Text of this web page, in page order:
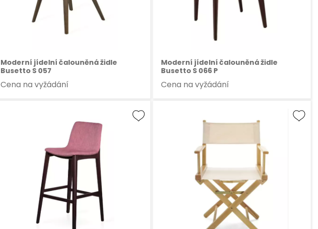
Moderní jídelní čalouněná židle
Busetto S 057
Cena na vyžádání
Moderní jídelní čalouněná židle
Busetto S 066 P
Cena na vyžádání